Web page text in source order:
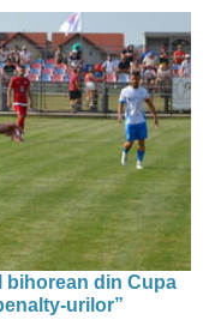
bihorean din Cupa
urilor”